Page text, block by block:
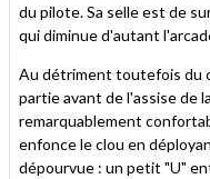
du pilote. Sa selle est de
qui diminue d'autant
Au détriment toutefois du
partie avant de l'assise de
remarquablement
enfonce le clou en
dépourvue : un petit "U"